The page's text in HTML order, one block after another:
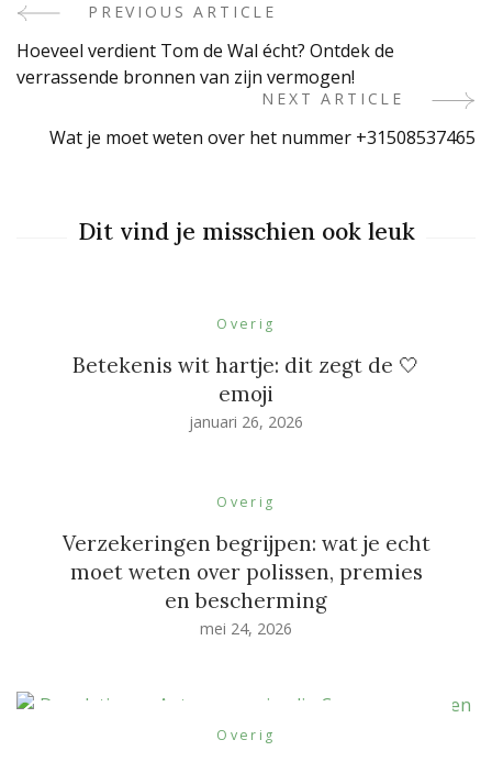
Post
Navigation
PREVIOUS ARTICLE
Hoeveel verdient Tom de Wal écht? Ontdek de
verrassende bronnen van zijn vermogen!
NEXT ARTICLE
Wat je moet weten over het nummer +31508537465
Dit vind je misschien ook leuk
Overig
Betekenis wit hartje: dit zegt de 🤍
emoji
januari 26, 2026
Overig
Verzekeringen begrijpen: wat je echt
moet weten over polissen, premies
en bescherming
mei 24, 2026
Overig